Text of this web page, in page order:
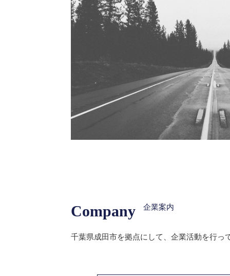
Company 企業案内
千葉県成田市を拠点にして、企業活動を行っ